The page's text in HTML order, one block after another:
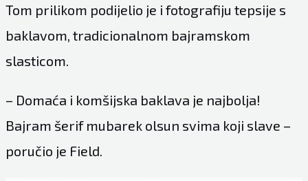
Tom prilikom podijelio je i fotografiju tepsije s
baklavom, tradicionalnom bajramskom
slasticom.
– Domaća i komšijska baklava je najbolja!
Bajram šerif mubarek olsun svima koji slave –
poručio je Field.